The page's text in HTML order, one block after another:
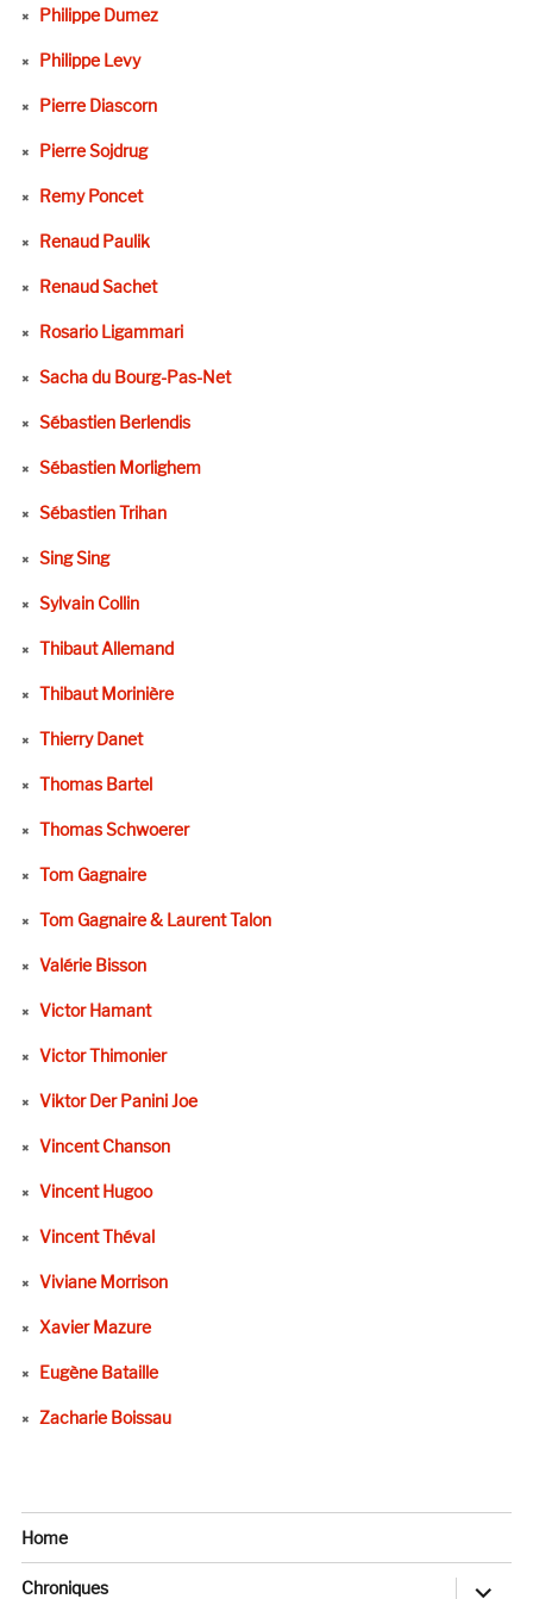
Philippe Dumez
Philippe Levy
Pierre Diascorn
Pierre Sojdrug
Remy Poncet
Renaud Paulik
Renaud Sachet
Rosario Ligammari
Sacha du Bourg-Pas-Net
Sébastien Berlendis
Sébastien Morlighem
Sébastien Trihan
Sing Sing
Sylvain Collin
Thibaut Allemand
Thibaut Morinière
Thierry Danet
Thomas Bartel
Thomas Schwoerer
Tom Gagnaire
Tom Gagnaire & Laurent Talon
Valérie Bisson
Victor Hamant
Victor Thimonier
Viktor Der Panini Joe
Vincent Chanson
Vincent Hugoo
Vincent Théval
Viviane Morrison
Xavier Mazure
Eugène Bataille
Zacharie Boissau
Home
Chroniques
ouvrir